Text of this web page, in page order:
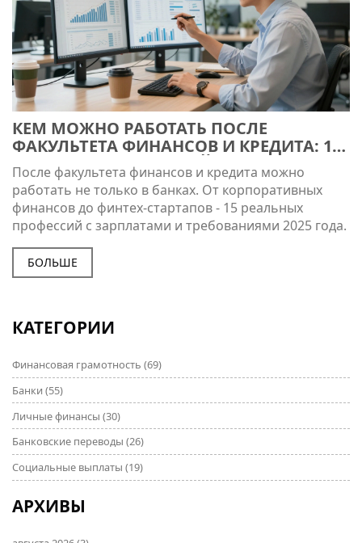
КЕМ МОЖНО РАБОТАТЬ ПОСЛЕ
ФАКУЛЬТЕТА ФИНАНСОВ И КРЕДИТА: 15
РЕАЛЬНЫХ ПРОФЕССИЙ
После факультета финансов и кредита можно
работать не только в банках. От корпоративных
финансов до финтех-стартапов - 15 реальных
профессий с зарплатами и требованиями 2025 года.
БОЛЬШЕ
КАТЕГОРИИ
Финансовая грамотность (69)
Банки (55)
Личные финансы (30)
Банковские переводы (26)
Социальные выплаты (19)
АРХИВЫ